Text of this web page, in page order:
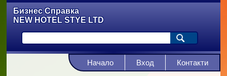
Бизнес Справка
NEW HOTEL STYE LTD
Начало Вход Контакти